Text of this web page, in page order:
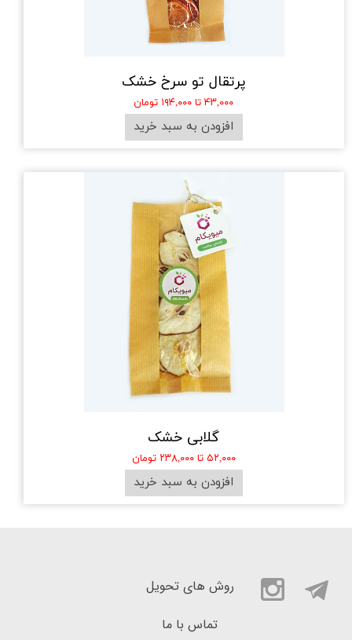
پرتقال تو سرخ خشک
۴۳,۰۰۰ تا ۱۹۴,۰۰۰ تومان
افزودن به سبد خرید
گلابی خشک
۵۲,۰۰۰ تا ۲۳۸,۰۰۰ تومان
افزودن به سبد خرید
تماس با ما
روش های تحویل